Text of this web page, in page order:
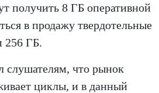
получить 8 ГБ оперативной
в продажу твердотельные
256 ГБ.
слушателям, что рынок
циклы, и в данный